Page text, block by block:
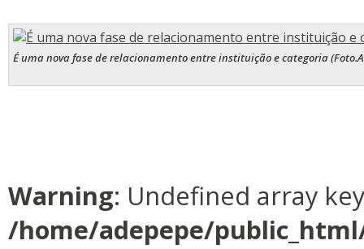
É uma nova fase de relacionamento entre instituição e categoria
Warning: Undefined array
/home/adepepe/